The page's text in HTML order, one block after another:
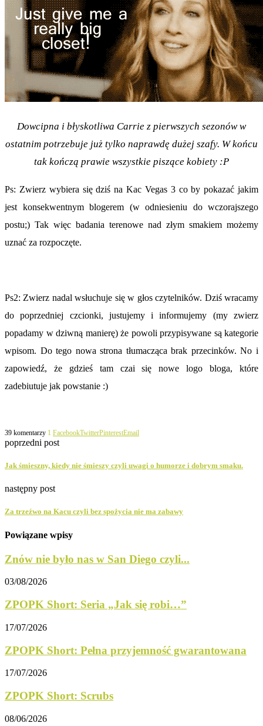
Dowcipna i błyskotliwa Carrie z pierwszych sezonów w
ostatnim potrzebuje już tylko naprawdę dużej szafy. W końcu
tak kończą prawie wszystkie piszące kobiety :P
Ps: Zwierz wybiera się dziś na Kac Vegas 3 co by pokazać jakim
jest konsekwentnym blogerem (w odniesieniu do wczorajszego
postu;) Tak więc badania terenowe nad złym smakiem możemy
uznać za rozpoczęte.
Ps2: Zwierz nadal wsłuchuje się w głos czytelników. Dziś wracamy
do poprzedniej czcionki, justujemy i informujemy (my zwierz
popadamy w dziwną manierę) że powoli przypisywane są kategorie
wpisom. Do tego nowa strona tłumacząca brak przecinków. No i
zapowiedź, że gdzieś tam czai się nowe logo bloga, które
zadebiutuje jak powstanie :)
39 komentarzy 1 FacebookTwitterPinterestEmail
poprzedni post
Jak śmieszny, kiedy nie śmieszy czyli uwagi o humorze i dobrym smaku.
następny post
Za trzeźwo na Kacu czyli bez spożycia nie ma zabawy
Powiązane wpisy
Znów nie było nas w San Diego czyli...
03/08/2026
ZPOPK Short: Seria „Jak się robi…”
17/07/2026
ZPOPK Short: Pełna przyjemność gwarantowana
17/07/2026
ZPOPK Short: Scrubs
08/06/2026